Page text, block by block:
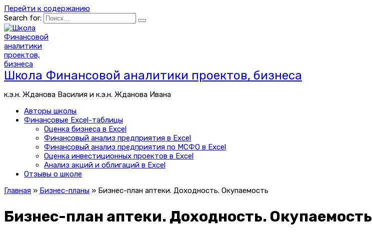
Перейти к содержанию
Search for:
Школа Финансовой аналитики проектов, бизнеса
к.э.н. Жданова Василия и к.э.н. Жданова Ивана
Авторы школы
Финансовые Excel-таблицы
Оценка бизнеса в Excel
Финансовый анализ предприятия в Excel
Финансовый анализ предприятия по МСФО в Excel
Оценка инвестиционных проектов в Excel
Анализ акций и облигаций в Excel
Отзывы о школе
Главная » Бизнес-планы » Бизнес-план аптеки. Доходность. Окупаемость
Бизнес-план аптеки. Доходность. Окупаемость